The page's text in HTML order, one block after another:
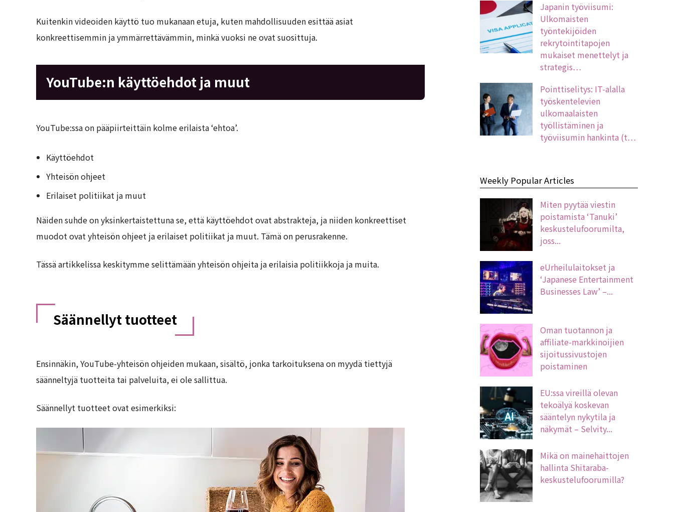
Kuitenkin videoiden käyttö tuo mukanaan etuja, kuten mahdollisuuden esittää asiat
konkreettisemmin ja ymmärrettävämmin, minkä vuoksi ne ovat suosittuja.
YouTube:n käyttöehdot ja muut
YouTube:ssa on pääpiirteittäin kolme erilaista ‘ehtoa’.
Käyttöehdot
Yhteisön ohjeet
Erilaiset politiikat ja muut
Näiden suhde on yksinkertaistettuna se, että käyttöehdot ovat abstrakteja, ja niiden konkreettiset
muodot ovat yhteisön ohjeet ja erilaiset politiikat ja muut. Tämä on perusrakenne.
Tässä artikkelissa keskitymme selittämään yhteisön ohjeita ja erilaisia politiikkoja ja muita.
Säännellyt tuotteet
Ensinnäkin, YouTube-yhteisön ohjeiden mukaan, sisältö, jonka tarkoituksena on myydä tiettyjä
säänneltyjä tuotteita tai palveluita, ei ole sallittua.
Säännellyt tuotteet ovat esimerkiksi:
Japanin työviisumi:
Ulkomaisten
työntekijöiden
rekrytointitapojen
mukaiset menettelyt ja
strategis…
Pointtiselitys: IT-alalla
työskentelevien
ulkomaalaisten
työllistäminen ja
työviisumin hankinta (t…
Weekly Popular Articles
Miten pyytää viestin
poistamista ‘Tanuki’
keskustelufoorumilta,
joss...
eUrheilulaitokset ja
‘Japanese Entertainment
Businesses Law’ –...
Oman tuotannon ja
affiliate-markkinoijien
sijoitussivustojen
poistaminen
EU:ssa vireillä olevan
tekoälyä koskevan
sääntelyn nykytila ja
näkymät – Selvity...
Mikä on mainehaittojen
hallinta Shitaraba-
keskustelufoorumilla?